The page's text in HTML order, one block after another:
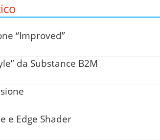
“Improved”
da Substance B2M
e Edge Shader